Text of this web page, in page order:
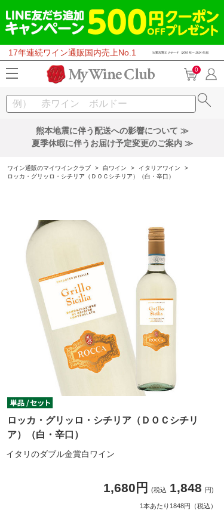
17年連続ワイン通販国内売上No.1
0
熊本地震に伴う配送への影響について ≫
夏季休暇に伴うお届け予定変更のご案内 ≫
ワイン通販のマイワインクラブ > 白ワイン > イタリアワイン
>
ロッカ・グリッロ・シチリア（ＤＯＣシチリア）（白・辛口）
ロッカ・グリッロ・シチリア（ＤＯＣシチリ
ア）（白・辛口）
イタリのダブル金賞白ワイン
1,680円 (税込 1,848 円)
1本あたり1848円（税込）